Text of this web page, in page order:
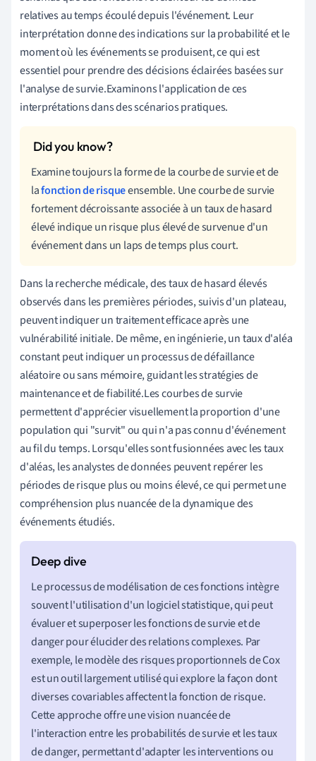
relatives au temps écoulé depuis l'événement. Leur
interprétation donne des indications sur la probabilité et le
moment où les événements se produisent, ce qui est
essentiel pour prendre des décisions éclairées basées sur
l'analyse de survie.Examinons l'application de ces
interprétations dans des scénarios pratiques.
Examine toujours la forme de la courbe de survie et de
lafonction de risqueensemble. Une courbe de survie
fortement décroissante associée à un taux de hasard
élevé indique un risque plus élevé de survenue d'un
événement dans un laps de temps plus court.
Dans la recherche médicale, des taux de hasard élevés
observés dans les premières périodes, suivis d'un plateau,
peuvent indiquer un traitement efficace après une
vulnérabilité initiale. De même, en ingénierie, un taux d'aléa
constant peut indiquer un processus de défaillance
aléatoire ou sans mémoire, guidant les stratégies de
maintenance et de fiabilité.Les courbes de survie
permettent d'apprécier visuellement la proportion d'une
population qui "survit" ou qui n'a pas connu d'événement
au fil du temps. Lorsqu'elles sont fusionnées avec les taux
d'aléas, les analystes de données peuvent repérer les
périodes de risque plus ou moins élevé, ce qui permet une
compréhension plus nuancée de la dynamique des
événements étudiés.
Le processus de modélisation de ces fonctions intègre
souvent l'utilisation d'un logiciel statistique, qui peut
évaluer et superposer les fonctions de survie et de
danger pour élucider des relations complexes. Par
exemple, le modèle des risques proportionnels de Cox
est un outil largement utilisé qui explore la façon dont
diverses covariables affectent la fonction de risque.
Cette approche offre une vision nuancée de
l'interaction entre les probabilités de survie et les taux
de danger, permettant d'adapter les interventions ou